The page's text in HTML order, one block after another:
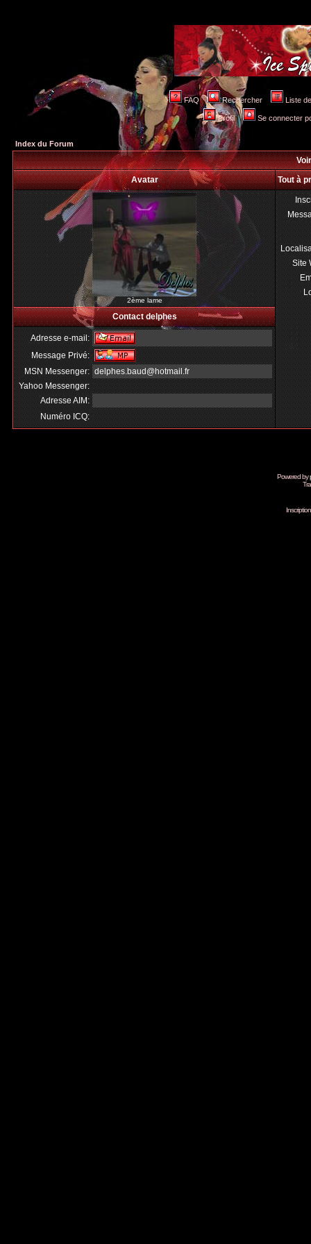
FAQ Rechercher Liste
Profil Se connecter
Index du Forum
Avatar
Tout à
2ème lame
Site
Contact delphes
Adresse e-mail:
Message Privé:
MSN Messenger: delphes.baud@hotmail.fr
Yahoo Messenger:
Adresse AIM:
Numéro ICQ:
Powered by